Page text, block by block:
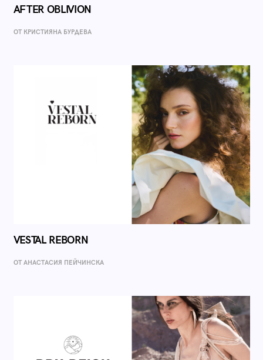
AFTER OBLIVION
ОТ КРИСТИЯНА БУРДЕВА
VESTAL REBORN
ОТ AНАСТАСИЯ ПЕЙЧИНСКА